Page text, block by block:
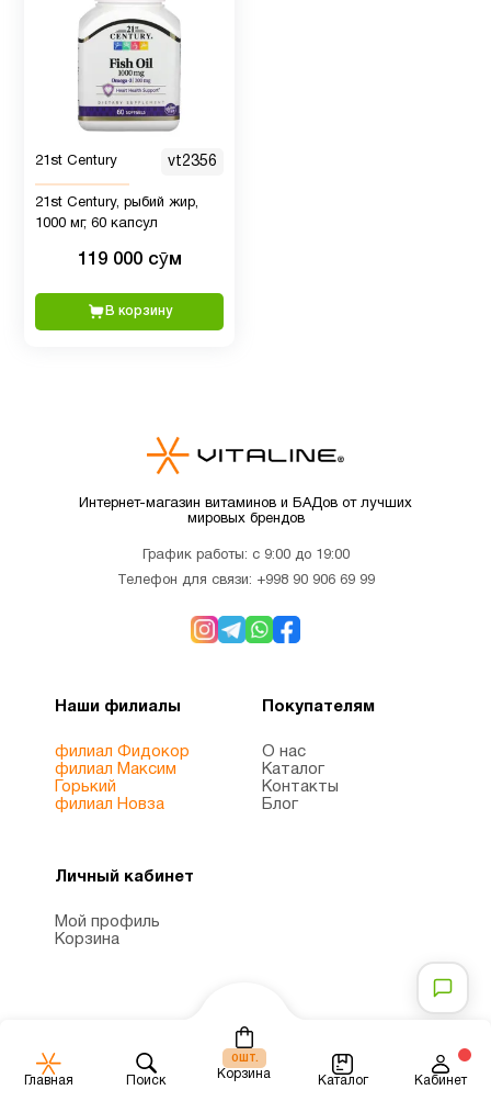
Железо 1
Женщинам 7
Иммунитет
Кальции 7
Кожа 8
Мультивитамины
3
Пожилым 6
21st Century vt2356
21st Century, рыбий жир,
1000 мг, 60 капсул
119 000 сӯм
В корзину
Главная Поиск
0шт.
Корзина
Каталог Кабинет
Интернет-магазин витаминов и БАДов от лучших
мировых брендов
График работы: с 9:00 до 19:00
Телефон для связи: +998 90 906 69 99
Наши филиалы
филиал Фидокор
филиал Максим
Горький
филиал Новза
Покупателям
О нас
Каталог
Контакты
Блог
Личный кабинет
Мой профиль
Корзина